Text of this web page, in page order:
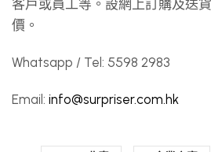
客戶或員工等。設網上訂購及送
價。
Whatsapp / Tel: 5598 2983
Email: info@surpriser.com.hk